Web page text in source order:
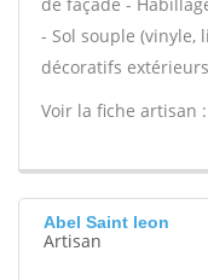
- Sol souple (vinyle,
décoratifs
Voir la fiche artisan :
Abel Saint leon
Artisan